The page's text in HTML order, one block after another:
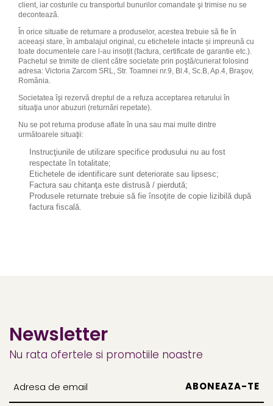
client, iar costurile cu transportul bunurilor comandate şi trimise nu se
decontează.
În orice situatie de returnare a produselor, acestea trebuie să fie în
aceeași stare, în ambalajul original, cu etichetele intacte și impreună cu
toate documentele care l-au insoțit (factura, certificate de garantie etc.).
Pachetul se trimite de client către societate prin poştă/curierat folosind
adresa: Victoria Zarcom SRL, Str. Toamnei nr.9, Bl.4, Sc.B, Ap.4, Braşov,
România.
Societatea îşi rezervă dreptul de a refuza acceptarea returului în
situaţia unor abuzuri (returnări repetate).
Nu se pot returna produse aflate în una sau mai multe dintre
următoarele situaţii:
Instrucţiunile de utilizare specifice produsului nu au fost
respectate în totalitate;
Etichetele de identificare sunt deteriorate sau lipsesc;
Factura sau chitanţa este distrusă / pierdută;
Produsele returnate trebuie să fie însoţite de copie lizibilă după
factura fiscală.
Newsletter
Nu rata ofertele si promotiile noastre